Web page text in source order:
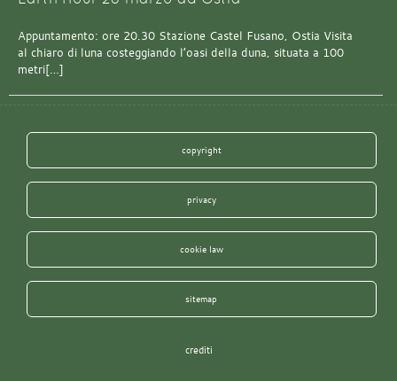
Appuntamento: ore 20.30 Stazione Castel Fusano, Ostia Visita
al chiaro di luna costeggiando l’oasi della duna, situata a 100
metri[…]
copyright
privacy
cookie law
sitemap
crediti